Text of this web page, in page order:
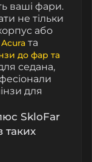
ваші фари.
не тільки
або
Acura та
до фар та
седана,
для
SkloFar
таких